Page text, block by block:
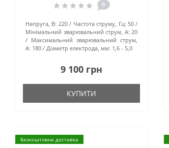
0
Напруга, В: 220 Частота струму, Гц: 50
Мінімальний зварювальний струм, А: 20
Максимальний зварювальний струм,
А: 180 Діаметр електрода, мм: 1,6 - 5,0
9 100 грн
КУПИТИ
Безкоштовна доставка